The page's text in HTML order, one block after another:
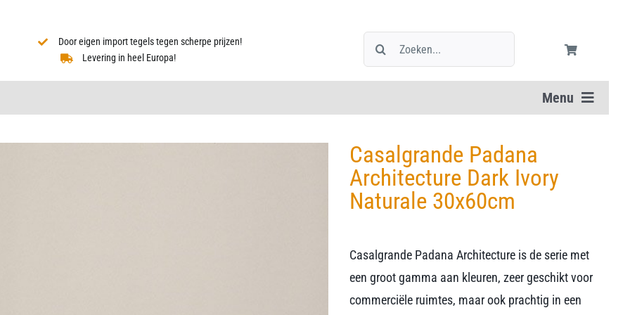
Door eigen import tegels tegen scherpe prijzen!
Levering in heel Europa!
Zoeken
naar:
Menu
Casalgrande Padana
Architecture Dark Ivory
Naturale 30x60cm
Casalgrande Padana Architecture is de serie met
een groot gamma aan kleuren, zeer geschikt voor
commerciële ruimtes, maar ook prachtig in een